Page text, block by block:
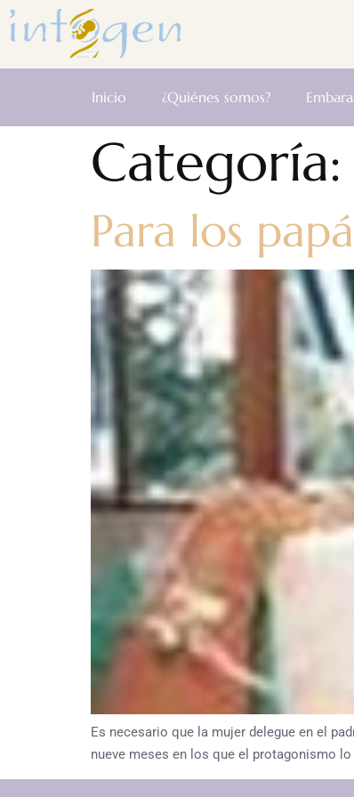
Inicio ¿Quiénes somos?
Categoría:
Para los
Es necesario que la mujer delegue en el
nueve meses en los que el protagonismo